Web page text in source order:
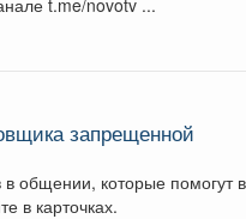
запрещенной
общении, которые помогут
в карточках.